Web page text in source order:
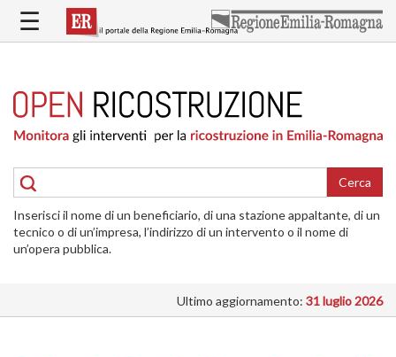
contenuto
RICOSTRUZIONE
PUBBLICA
DELLE
ABITAZIONI
RICOSTRUZIONE
ATTIVITÀ
INTERVENTI
☰
Cerca
Inserisci il nome di un beneficiario, di una stazione appaltante, di un
tecnico o di un’impresa, l’indirizzo di un intervento o il nome di
un’opera pubblica.
Ultimo aggiornamento: 31 luglio 2026